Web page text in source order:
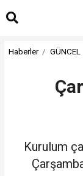
Haberler GÜNCEL
Kurulum